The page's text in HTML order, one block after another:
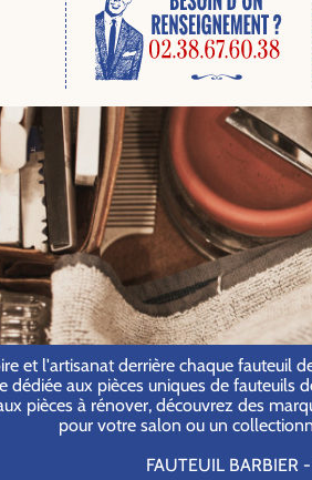
et l'artisanat derrière chaque fauteuil
dédiée aux pièces uniques de fauteuils
pièces à rénover, découvrez des
pour votre salon ou un
FAUTEUIL